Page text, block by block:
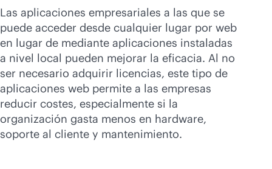
Las aplicaciones empresariales a las que se
puede acceder desde cualquier lugar por web
en lugar de mediante aplicaciones instaladas
a nivel local pueden mejorar la eficacia. Al no
ser necesario adquirir licencias, este tipo de
aplicaciones web permite a las empresas
reducir costes, especialmente si la
organización gasta menos en hardware,
soporte al cliente y mantenimiento.